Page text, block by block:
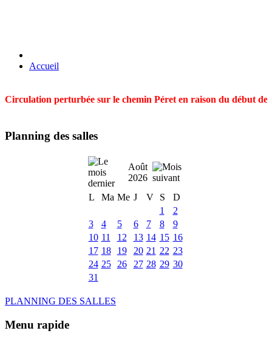
Accueil
Circulation perturbée sur le chemin Péret en raison du début
Planning des salles
Août
2026
L
Ma Me J V S
D
1
2
3
4 5 6 7 8
9
10 11 12 13 14 15 16
17 18 19 20 21 22 23
24 25 26 27 28 29 30
31
PLANNING DES SALLES
Menu rapide